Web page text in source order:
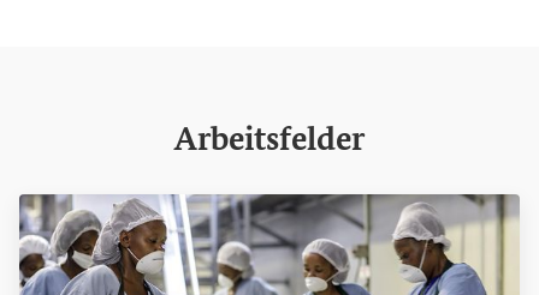
Arbeitsfelder